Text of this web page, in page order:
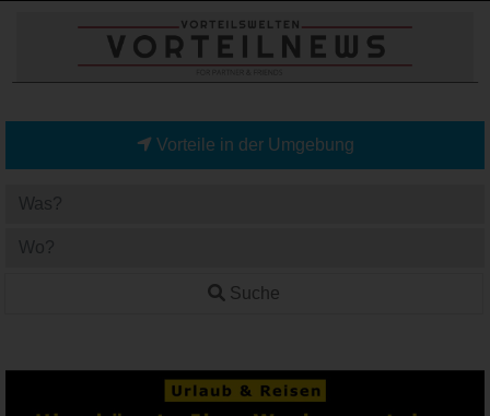
Vorteile in der Umgebung
Suche